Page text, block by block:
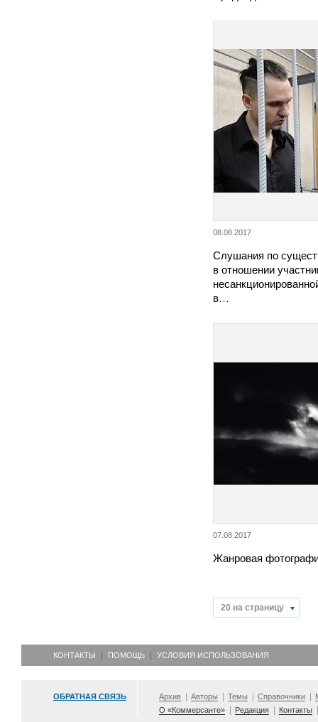
08.08.2017
Слушания по
в отношении
в…
07.08.2017
Жанровая
20 на страницу
КОНТАКТЫ ПОМОЩЬ УСЛОВИЯ ИСПОЛЬЗОВАНИЯ
ОБРАТНАЯ СВЯЗЬ Архив Авторы Темы Справочники
О «Коммерсанте»
Редакция Контакты